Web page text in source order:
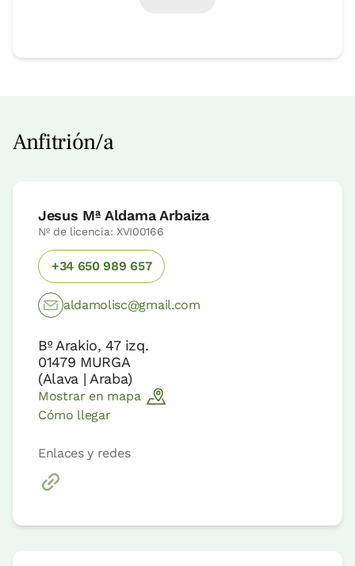
Anfitrión/a
Jesus Mª Aldama Arbaiza
Nº de licencia: XVI00166
+34 650 989 657
aldamolisc@gmail.com
Bº Arakio, 47 izq.
01479 MURGA
(Alava | Araba)
Mostrar en mapa
Cómo llegar
Enlaces y redes